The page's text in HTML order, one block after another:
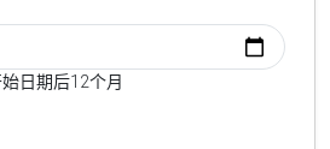
日期后12个月